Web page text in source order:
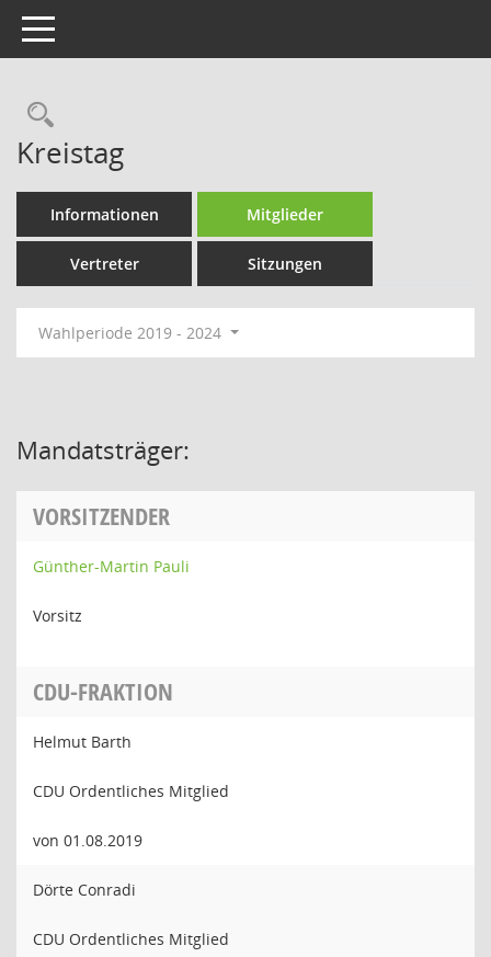
Toggle navigation
Rechercheauswahl
Kreistag
Informationen Mitglieder
Vertreter Sitzungen
Wahlperiode 2019 - 2024
Mandatsträger:
VORSITZENDER
Günther-Martin Pauli
Vorsitz
CDU-FRAKTION
Helmut Barth
CDU Ordentliches Mitglied
von 01.08.2019
Dörte Conradi
CDU Ordentliches Mitglied